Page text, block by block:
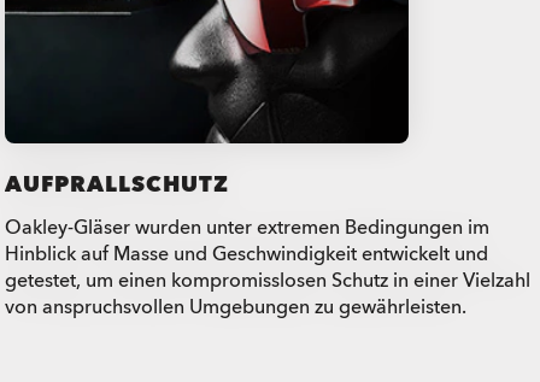
AUFPRALLSCHUTZ
Oakley-Gläser wurden unter extremen Bedingungen im
Hinblick auf Masse und Geschwindigkeit entwickelt und
getestet, um einen kompromisslosen Schutz in einer Vielzahl
von anspruchsvollen Umgebungen zu gewährleisten.